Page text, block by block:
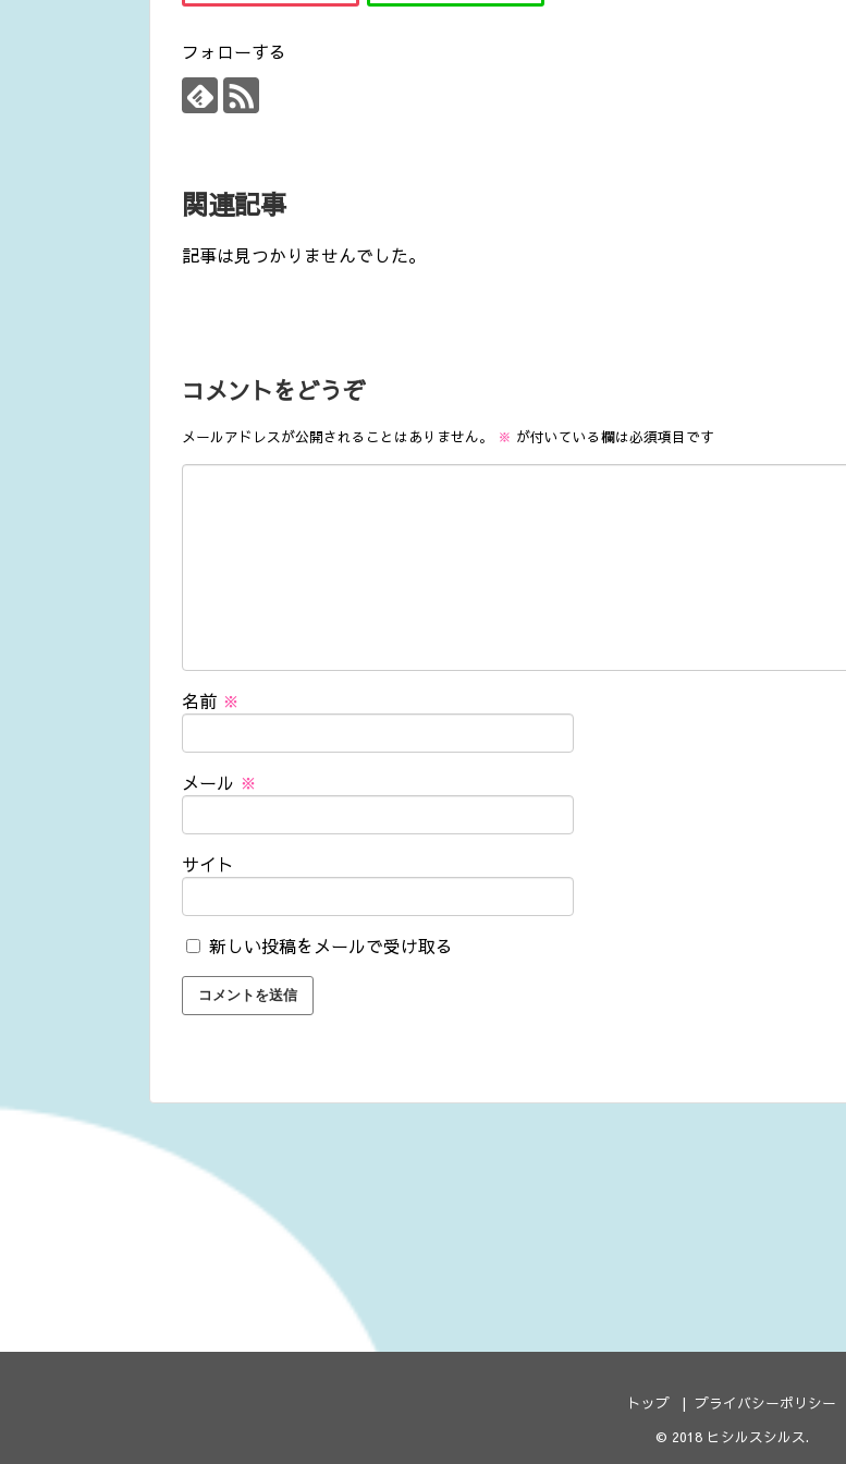
フォローする
関連記事
記事は見つかりませんでした。
コメントをどうぞ
メールアドレスが公開されることはありません。 ※ が付いている欄は必須項目です
名前 ※
メール ※
サイト
新しい投稿をメールで受け取る
トップ
プライバシーポリシー
© 2018 ヒシルスシルス.